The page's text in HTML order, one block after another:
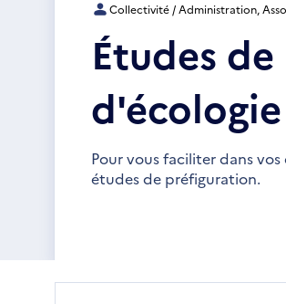
Collectivité / Administration,
Études
Pour vous faciliter dans
études de préfiguration.